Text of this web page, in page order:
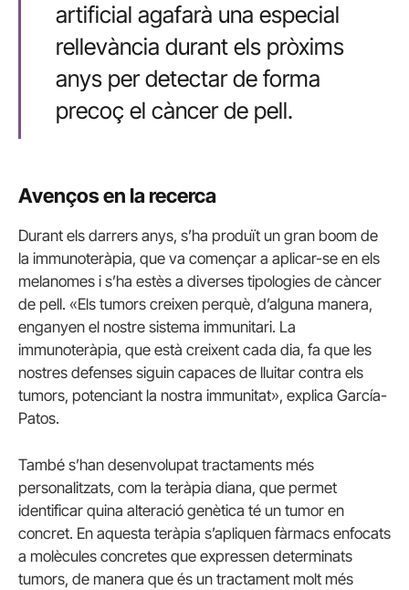
artificial agafarà una especial
rellevància durant els pròxims
anys per detectar de forma
precoç el càncer de pell.
Avenços en la recerca
Durant els darrers anys, s’ha produït un gran boom de
la immunoteràpia, que va començar a aplicar-se en els
melanomes i s’ha estès a diverses tipologies de càncer
de pell. «Els tumors creixen perquè, d’alguna manera,
enganyen el nostre sistema immunitari. La
immunoteràpia, que està creixent cada dia, fa que les
nostres defenses siguin capaces de lluitar contra els
tumors, potenciant la nostra immunitat», explica García-
Patos.
També s’han desenvolupat tractaments més
personalitzats, com la teràpia diana, que permet
identificar quina alteració genètica té un tumor en
concret. En aquesta teràpia s’apliquen fàrmacs enfocats
a molècules concretes que expressen determinats
tumors, de manera que és un tractament molt més